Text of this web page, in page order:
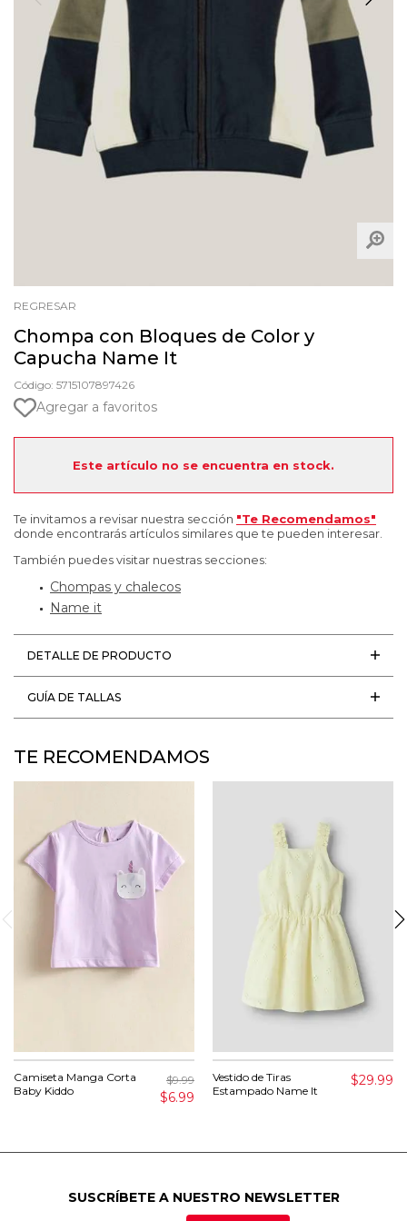
REGRESAR
Chompa con Bloques de Color y
Capucha Name It
Código: 5715107897426
Agregar a favoritos
Este artículo no se encuentra en stock.
Te invitamos a revisar nuestra sección "Te Recomendamos"
donde encontrarás artículos similares que te pueden interesar.
También puedes visitar nuestras secciones:
Chompas y chalecos
Name it
DETALLE DE PRODUCTO
GUÍA DE TALLAS
TE RECOMENDAMOS
Camiseta Manga Corta
Baby Kiddo
$9.99
$6.99
Vestido de Tiras
Estampado Name It
$29.99
SUSCRÍBETE A NUESTRO NEWSLETTER